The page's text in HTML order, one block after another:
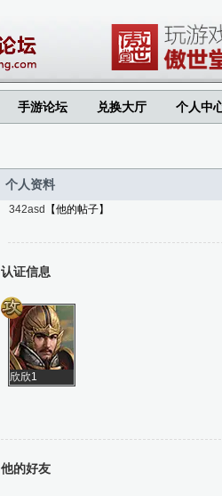
手游论坛 兑换大厅 个人中
个人资料
342asd 【他的帖子】
认证信息
欣欣1
他的好友